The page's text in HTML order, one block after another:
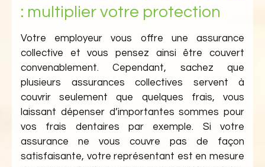
: multiplier votre protection
Votre employeur vous offre une assurance
collective et vous pensez ainsi être couvert
convenablement. Cependant, sachez que
plusieurs assurances collectives servent à
couvrir seulement que quelques frais, vous
laissant dépenser d’importantes sommes pour
vos frais dentaires par exemple. Si votre
assurance ne vous couvre pas de façon
satisfaisante, votre représentant est en mesure